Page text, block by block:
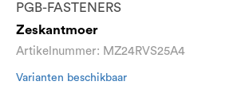
PGB-FASTENERS
Zeskantmoer
Artikelnummer: MZ24RVS25A4
Varianten beschikbaar